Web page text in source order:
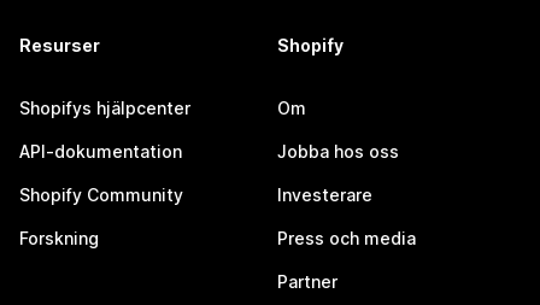
Resurser
Shopifys hjälpcenter
API-dokumentation
Shopify Community
Forskning
Shopify
Om
Jobba hos oss
Investerare
Press och media
Partner